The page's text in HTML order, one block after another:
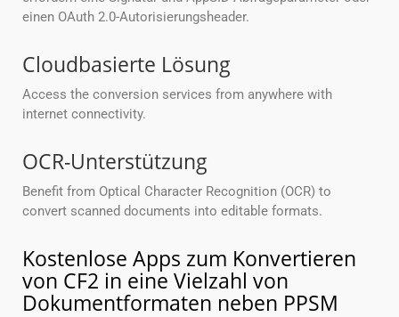
einen OAuth 2.0-Autorisierungsheader.
Cloudbasierte Lösung
Access the conversion services from anywhere with
internet connectivity.
OCR-Unterstützung
Benefit from Optical Character Recognition (OCR) to
convert scanned documents into editable formats.
Kostenlose Apps zum Konvertieren
von CF2 in eine Vielzahl von
Dokumentformaten neben PPSM